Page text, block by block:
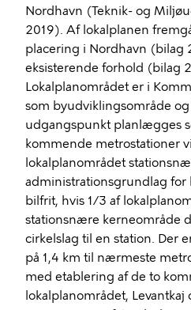
Nordhavn (Teknik- og
2019). Af lokalplanen
placering i Nordhavn (bilag
eksisterende forhold (bilag
Lokalplanområdet er i
som byudviklingsområde og
udgangspunkt planlægges
kommende metrostationer
lokalplanområdet
administrationsgrundlag
bilfrit, hvis 1/3 af
stationsnære kerneområde
cirkelslag til en station. Der
på 1,4 km til nærmeste
med etablering af de to
lokalplanområdet,